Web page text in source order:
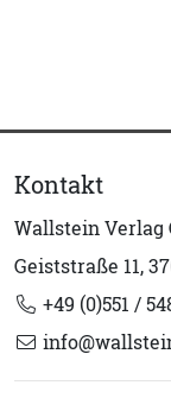
Kontakt
Wallstein Verlag
Geiststraße 11,
+49 (0)551 /